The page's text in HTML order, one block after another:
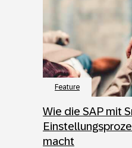
Feature
Wie die SAP mit
macht